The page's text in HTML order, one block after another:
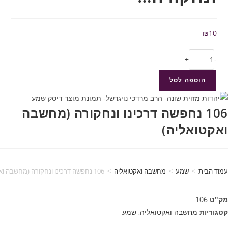
₪10
-
+
הוספה לסל
106 נחפשה דרכינו ונחקורה (מחשבה
ואקטואליה)
עמוד הבית > שמע > מחשבה ואקטואליה > 106 נחפשה דרכינו ונחקורה (מחשבה ואקטואליה)
מק"ט 106
קטגוריות מחשבה ואקטואליה, שמע